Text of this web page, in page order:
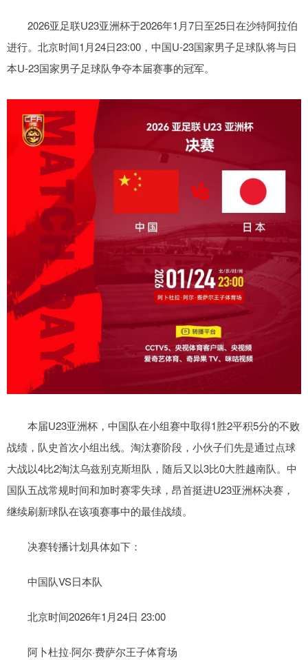
2026亚足联U23亚洲杯于2026年1月7日至25日在沙特阿拉伯
进行。北京时间1月24日23:00，中国U-23国家男子足球队将与日
本U-23国家男子足球队争夺本届赛事的冠军。
本届U23亚洲杯，中国队在小组赛中取得1胜2平积5分的不败
战绩，队史首次小组出线。淘汰赛阶段，小伙子们先是通过点球
大战以4比2淘汰乌兹别克斯坦队，随后又以3比0大胜越南队。中
国队五战常规时间和加时赛零失球，昂首挺进U23亚洲杯决赛，
继续刷新球队在该项赛事中的最佳战绩。
决赛转播计划具体如下：
中国队VS日本队
北京时间2026年1月24日 23:00
阿卜杜拉·阿尔·费萨尔王子体育场